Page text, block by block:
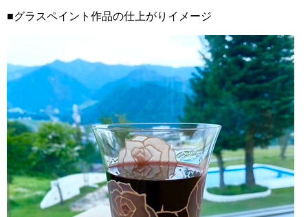
■グラスペイント作品の仕上がりイメージ